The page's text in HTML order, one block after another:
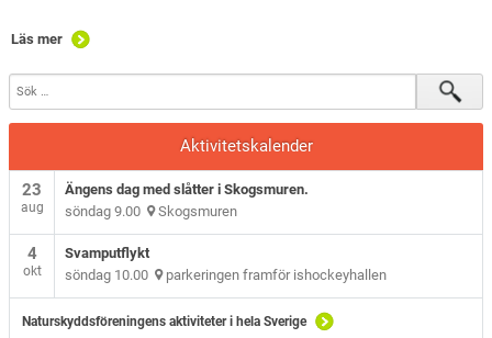
Läs mer
Aktivitetskalender
23
aug
Ängens dag med slåtter i Skogsmuren.
söndag 9.00 Skogsmuren
4
okt
Svamputflykt
söndag 10.00 parkeringen framför ishockeyhallen
Naturskyddsföreningens aktiviteter i hela Sverige